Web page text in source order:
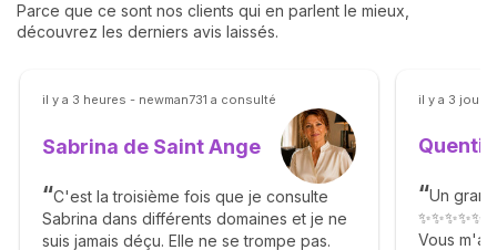
Parce que ce sont nos clients qui en parlent le mieux,
découvrez les derniers avis laissés.
il y a 3 heures - newman731 a consulté
Sabrina de Saint Ange
C'est la troisième fois que je consulte
Sabrina dans différents domaines et je ne
suis jamais déçu. Elle ne se trompe pas.
il y a 3
Un
Vous